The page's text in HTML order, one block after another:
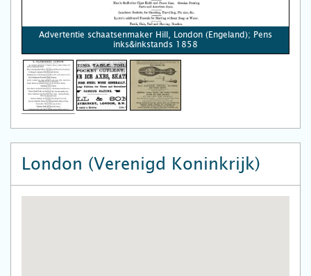
Advertentie schaatsenmaker Hill, London (Engeland); Pens
inks&inkstands 1858
London (Verenigd Koninkrijk)